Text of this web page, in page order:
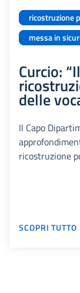
ricostruzione
messa in
Curcio:
delle
Il Capo
ricostruzione
SCOPRI TUTTO